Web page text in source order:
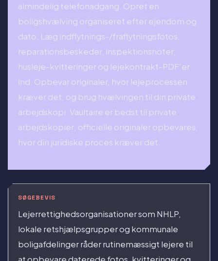
almindelig telefonadgang. Opret en
boligshvælving organiseret efter ejendom og
dato. Læg indflytnings-/fraflytningsfotos,
reparationsbeskeder, inspektionsnoter,
husleje-kvitteringer og lejekontrakt-PDF'er
ind. Opbevar originaler, hvor lejeprocessen
kræver det, og brug hvælvingen til din private
arbejdskopi. Vaultaire er bedst til private
arbejdskopier; officielle originaler opbevares,
hvor din juridiske proces kræver det.
SØGEBEVIS
Lejerrettighedsorganisationer som NHLP,
lokale retshjælpsgrupper og kommunale
boligafdelinger råder rutinemæssigt lejere til